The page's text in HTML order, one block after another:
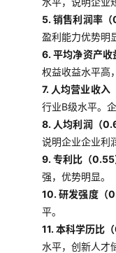
5. 销售利润率
盈利能力优势明
6. 平均净资产收
权益收益水平高
7. 人均营业收入
行业B级水平。
8. 人均利润（
说明企业企业利
9. 专利比（0.55
强，优势明显。
10. 研发强度（
平。
11. 本科学历比（
水平，创新人才